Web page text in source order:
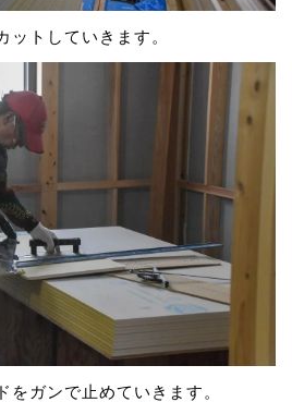
トしていきます。
ガンで止めていきます。